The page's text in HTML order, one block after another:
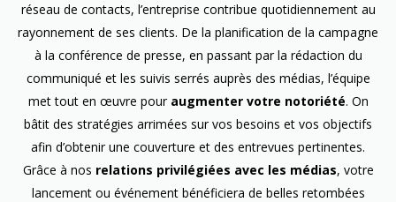
réseau de contacts, l’entreprise contribue quotidiennement au
rayonnement de ses clients. De la planification de la campagne
à la conférence de presse, en passant par la rédaction du
communiqué et les suivis serrés auprès des médias, l’équipe
met tout en œuvre pour augmenter votre notoriété. On
bâtit des stratégies arrimées sur vos besoins et vos objectifs
afin d’obtenir une couverture et des entrevues pertinentes.
Grâce à nos relations privilégiées avec les médias, votre
lancement ou événement bénéficiera de belles retombées